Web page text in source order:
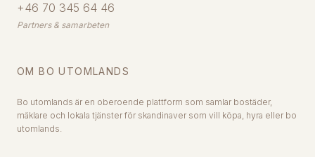
+46 70 345 64 46
Partners & samarbeten
OM BO UTOMLANDS
Bo utomlands är en oberoende plattform som samlar bostäder,
mäklare och lokala tjänster för skandinaver som vill köpa, hyra eller bo
utomlands.